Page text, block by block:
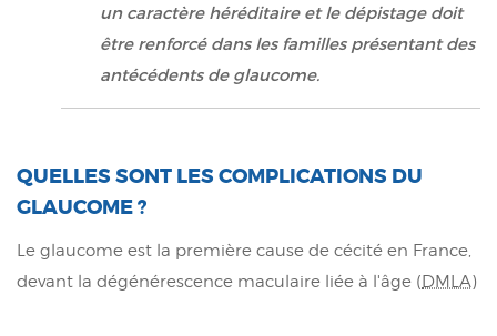
un caractère héréditaire et le dépistage doit
être renforcé dans les familles présentant des
antécédents de glaucome.
QUELLES SONT LES COMPLICATIONS DU
GLAUCOME ?
Le glaucome est la première cause de cécité en France,
devant la dégénérescence maculaire liée à l'âge (DMLA)